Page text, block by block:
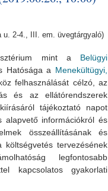
u. 2-4., III. em. üvegtárgyaló)
mint a Belügyi
Hatósága a Menekültügyi,
felhasználását célzó, az
és az ellátórendszerek
tájékoztató napot
alapvetőinformációkról és
összeállításának és
költségvetés tervezésének
legfontosabb
kapcsolatos gyakorlati